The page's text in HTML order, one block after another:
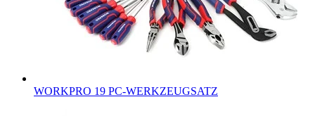
WORKPRO 19 PC-WERKZEUGSATZ